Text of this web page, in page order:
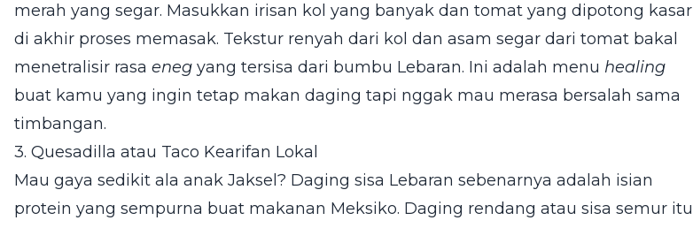
merah yang segar. Masukkan irisan kol yang banyak dan tomat yang dipotong kasar
di akhir proses memasak. Tekstur renyah dari kol dan asam segar dari tomat bakal
menetralisir rasa eneg yang tersisa dari bumbu Lebaran. Ini adalah menu healing
buat kamu yang ingin tetap makan daging tapi nggak mau merasa bersalah sama
timbangan.
3. Quesadilla atau Taco Kearifan Lokal
Mau gaya sedikit ala anak Jaksel? Daging sisa Lebaran sebenarnya adalah isian
protein yang sempurna buat makanan Meksiko. Daging rendang atau sisa semur itu